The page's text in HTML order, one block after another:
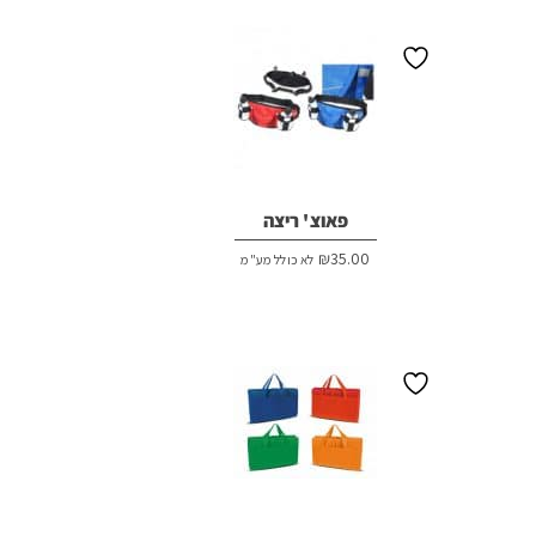
פאוצ' ריצה
₪35.00 לא כולל מע"מ